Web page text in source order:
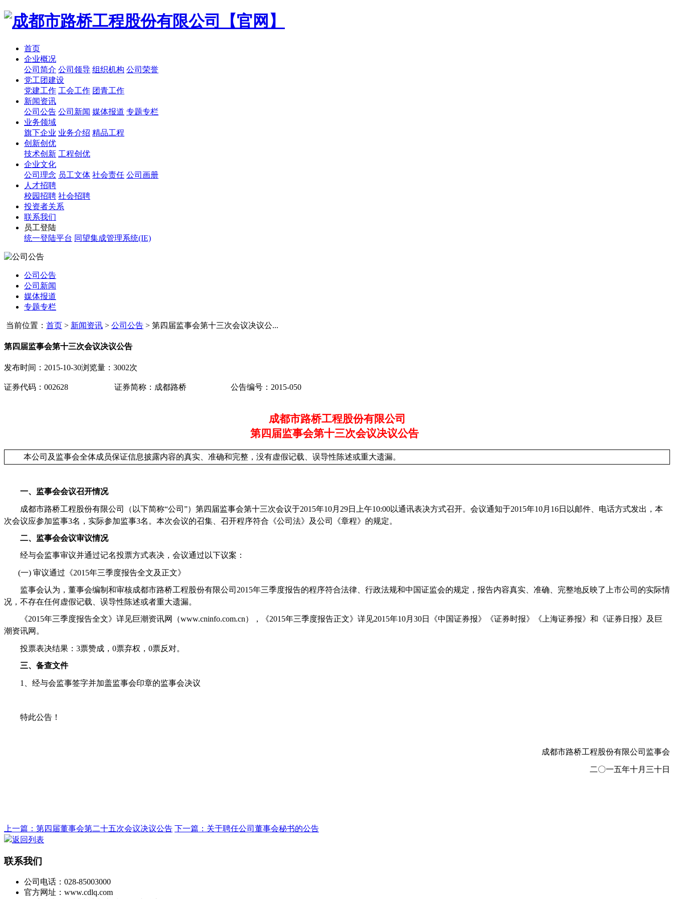
首页
企业概况
公司简介 公司领导 组织机构 公司荣誉
党工团建设
党建工作 工会工作 团青工作
新闻资讯
公司公告 公司新闻 媒体报道 专题专栏
业务领域
旗下企业 业务介绍 精品工程
创新创优
技术创新 工程创优
企业文化
公司理念 员工文体 社会责任 公司画册
人才招聘
校园招聘 社会招聘
投资者关系
联系我们
员工登陆
统一登陆平台 同望集成管理系统(IE)
公司公告
公司新闻
媒体报道
专题专栏
当前位置： 首页 > 新闻资讯 > 公司公告 > 第四届监事会第十三次会议决议公...
第四届监事会第十三次会议决议公告
发布时间：2015-10-30浏览量：3002次
证券代码： 002628 证券简称：成都路桥 公告编号 ： 2015-050
成都市路桥工程股份有限公司
第四届监事会第十三次会议决议公告
本公司及监事会全体成员保证信息披露内容的真实、准确和完整，没有虚假记载、误导性陈述或重大遗漏。
一、监事会会议召开情况
成都市路桥工程股份有限公司（以下简称“公司”）第四届监事会第十三次会议于2015年10月 29日上午10:00以通讯表决方式召开。会议通知于2015年10月 16日以邮件、电话方式发出，本
次会议应参加监事3名，实际参加监事3名。本次会议的召集、召开程序符合《公司法》及公司《章程》的规定。
二、监事会会议审议情况
经与会监事审议并通过记名投票方式表决，会议通过以下议案：
(一) 审议通过《2015年三季度报告全文及正文》
监事会认为，董事会编制和审核成都市路桥工程股份有限公司 2015年三季度报告的程序符合法律、行政法规和中国证监会的规定，报告内容真实、准确、完整地反映了上市公司的实际情
况，不存在任何虚假记载、误导性陈述或者重大遗漏。
《2015年三季度报告全文》详见巨潮资讯网（www.cninfo.com.cn），《2015年三季度报告正文》详见2015年10月 30日《中国证券报》《证券时报》《上海证券报》和《证券日报》及巨
潮资讯网。
投票表决结果： 3票赞成， 0票弃权， 0票反对。
三、备查文件
1 、经与会监事签字并加盖监事会印章的监事会决议
特此公告！
成都市路桥工程股份有限公司监事会
二〇一五年十月三十日
上一篇：第四届董事会第二十五次会议决议公告 下一篇：关于聘任公司董事会秘书的公告
返回列表
联系我们
公司电话：028-85003000
官方网址：www.cdlq.com